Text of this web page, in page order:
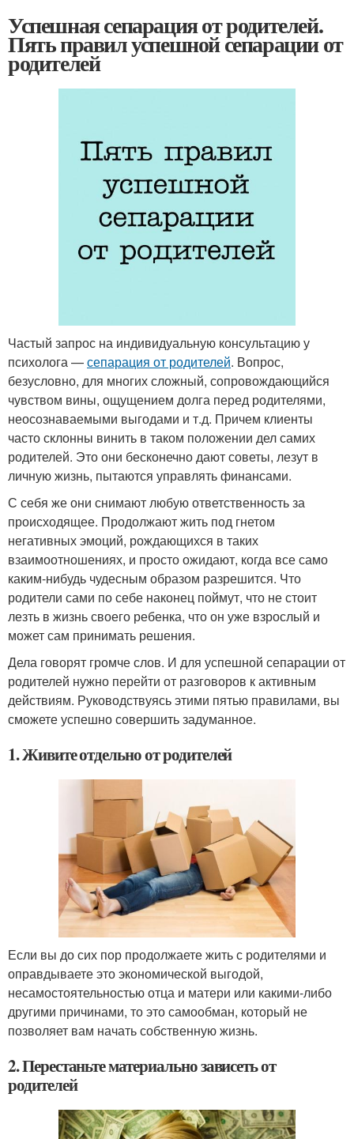
Успешная сепарация от родителей.
Пять правил успешной сепарации от
родителей
Частый запрос на индивидуальную консультацию у
психолога —сепарация от родителей. Вопрос,
безусловно, для многих сложный, сопровождающийся
чувством вины, ощущением долга перед родителями,
неосознаваемыми выгодами и т.д. Причем клиенты
часто склонны винить в таком положении дел самих
родителей. Это они бесконечно дают советы, лезут в
личную жизнь, пытаются управлять финансами.
С себя же они снимают любую ответственность за
происходящее. Продолжают жить под гнетом
негативных эмоций, рождающихся в таких
взаимоотношениях, и просто ожидают, когда все само
каким-нибудь чудесным образом разрешится. Что
родители сами по себе наконец поймут, что не стоит
лезть в жизнь своего ребенка, что он уже взрослый и
может сам принимать решения.
Дела говорят громче слов. И для успешной сепарации от
родителей нужно перейти от разговоров к активным
действиям. Руководствуясь этими пятью правилами, вы
сможете успешно совершить задуманное.
1. Живите отдельно от родителей
Если вы до сих пор продолжаете жить с родителями и
оправдываете это экономической выгодой,
несамостоятельностью отца и матери или какими-либо
другими причинами, то это самообман, который не
позволяет вам начать собственную жизнь.
2. Перестаньте материально зависеть от
родителей